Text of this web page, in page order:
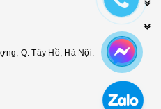
Q. Tây Hồ, Hà Nội.